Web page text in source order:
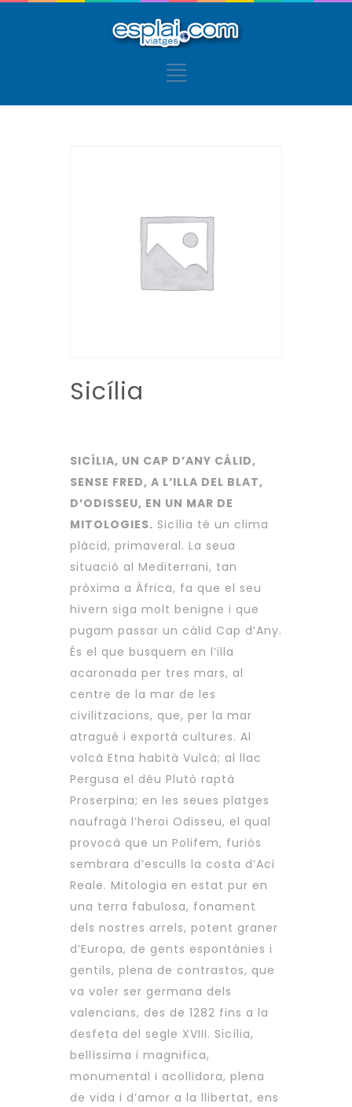
Sicília
SICÍLIA, UN CAP D’ANY CÀLID,
SENSE FRED, A L’ILLA DEL BLAT,
D’ODISSEU, EN UN MAR DE
MITOLOGIES. Sicília té un clima
plàcid, primaveral. La seua
situació al Mediterrani, tan
pròxima a Àfrica, fa que el seu
hivern siga molt benigne i que
pugam passar un càlid Cap d’Any.
És el que busquem en l’illa
acaronada per tres mars, al
centre de la mar de les
civilitzacions, que, per la mar
atragué i exportà cultures. Al
volcà Etna habità Vulcà; al llac
Pergusa el déu Plutó raptà
Proserpina; en les seues platges
naufragà l’heroi Odisseu, el qual
provocà que un Polifem, furiós
sembrara d’esculls la costa d’Aci
Reale. Mitologia en estat pur en
una terra fabulosa, fonament
dels nostres arrels, potent graner
d’Europa, de gents espontànies i
gentils, plena de contrastos, que
va voler ser germana dels
valencians, des de 1282 fins a la
desfeta del segle XVIII. Sicília,
bellíssima i magnifica,
monumental i acollidora, plena
de vida i d’amor a la llibertat, ens